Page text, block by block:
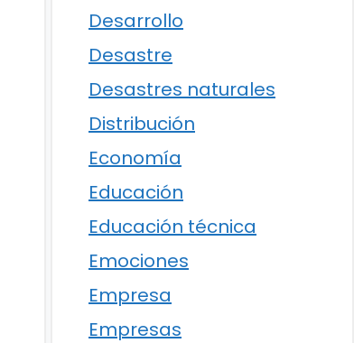
Desarrollo
Desastre
Desastres naturales
Distribución
Economía
Educación
Educación técnica
Emociones
Empresa
Empresas